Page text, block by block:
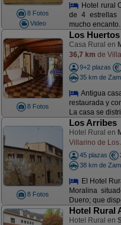
8 Fotos
Video
Hotel rural
de 4 estrellas
mucho
8 Fotos
Los
Casa Rural en
36,7 km de
9+2 plazas
35 km de
Antigua
restaurada y
La casa se
8 Fotos
Los Arribes
Hotel Rural en
Villarino de Los
45 plazas
38 km de
El Hotel
Moralina
Duero; que
Hotel Rural
Hotel Rural en